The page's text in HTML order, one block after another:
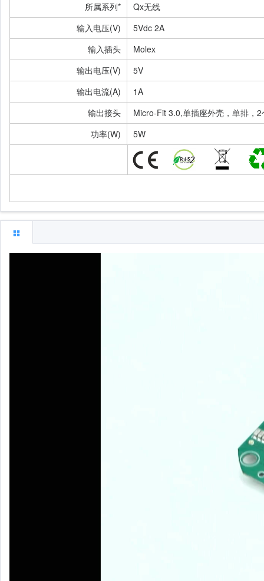
所属系列*
Qx无线
输入电压(V)
5Vdc 2A
输入插头
Molex
输出电压(V)
5V
输出电流(A)
1A
输出接头
Micro-Fit 3.0,单插座外壳，单排，
功率(W)
5W